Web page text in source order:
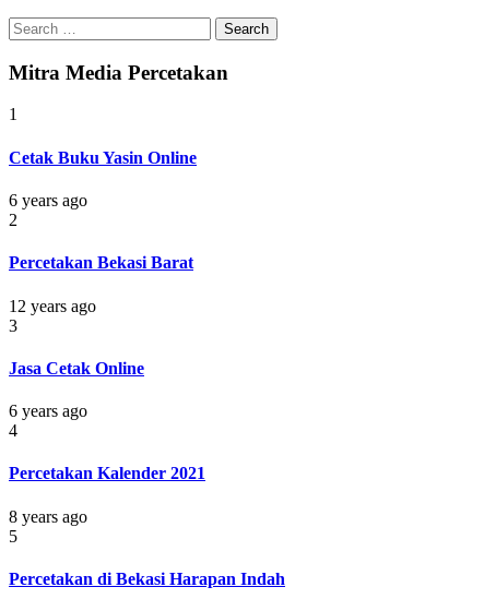
Search
for:
Mitra Media Percetakan
1
Cetak Buku Yasin Online
6 years ago
2
Percetakan Bekasi Barat
12 years ago
3
Jasa Cetak Online
6 years ago
4
Percetakan Kalender 2021
8 years ago
5
Percetakan di Bekasi Harapan Indah